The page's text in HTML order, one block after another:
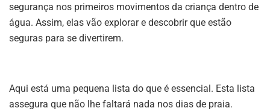
segurança nos primeiros movimentos da criança dentro de
água. Assim, elas vão explorar e descobrir que estão
seguras para se divertirem.
Aqui está uma pequena lista do que é essencial. Esta lista
assegura que não lhe faltará nada nos dias de praia.